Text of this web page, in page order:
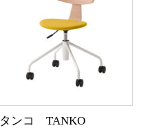
タンコ TANKO